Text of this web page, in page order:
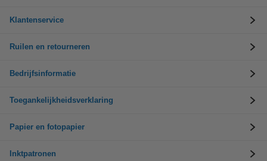
Klantenservice
Ruilen en retourneren
Bedrijfsinformatie
Toegankelijkheidsverklaring
Papier en fotopapier
Inktpatronen